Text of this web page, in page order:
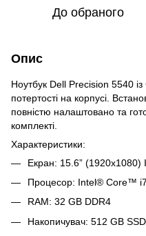
До обраного
Опис
Ноутбук Dell Precision 5540
потертості на корпусі.
повністю налаштовано та
комплекті.
Характеристики:
Екран: 15.6” (1920x1080)
Процесор: Intel® Core™
RAM: 32 GB DDR4
Накопичувач: 512 GB SSD